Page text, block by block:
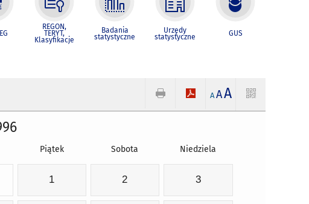
REGON,
TERYT,
Klasyfikacje
Badania
statystyczne
Urzędy
statystyczne GUS
A AA
Piątek Sobota Niedziela
1 2 3